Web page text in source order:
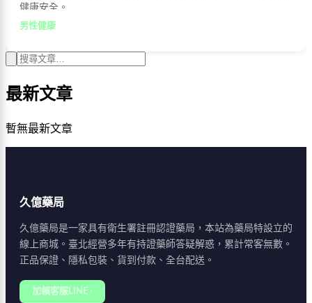
健康安全。
男性健康
最新文章
暫無最新文章
久億藥局
久億藥局是一家具有衛生署註冊認證藥局，本站為藥局特設立的
線上商城。臺北經營多年有持證藥師答疑解惑，累計常客無數。
正品保證、隱私包裝、貨到付款、全台配送。
加賴客服LINE ›